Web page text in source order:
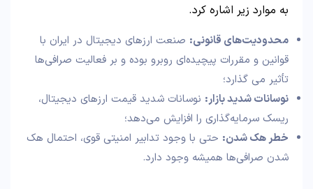
به موارد زیر اشاره کرد.
محدودیت‌های قانونی:صنعت ارزهای دیجیتال در ایران با
قوانین و مقررات پیچیده‌ای روبرو بوده و بر فعالیت صرافی‌ها
تأثیر می گذارد؛
نوسانات شدید بازار:نوسانات شدید قیمت ارزهای دیجیتال،
ریسک سرمایه‌گذاری را افزایش می‌دهد؛
خطر هک شدن:حتی با وجود تدابیر امنیتی قوی، احتمال هک
شدن صرافی‌ها همیشه وجود دارد.